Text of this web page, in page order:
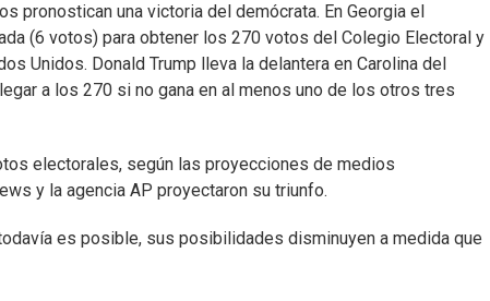
pronostican una victoria del demócrata. En Georgia el
(6 votos) para obtener los 270 votos del Colegio Electoral y
Unidos. Donald Trump lleva la delantera en Carolina del
a los 270 si no gana en al menos uno de los otros tres
electorales, según las proyecciones de medios
y la agencia AP proyectaron su triunfo.
es posible, sus posibilidades disminuyen a medida que